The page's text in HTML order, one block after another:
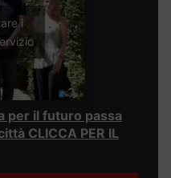
i
per il futuro passa
CLICCA PER IL